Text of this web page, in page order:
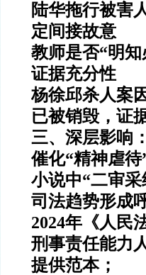
陆华拖行被害
定间接故意
教师是否“明
证据充分性
杨徐邱杀人案
已被销毁，证
三、深层影响
催化“精神虐
小说中“二审
司法趋势形成
2024年《人民
刑事责任能力
提供范本；